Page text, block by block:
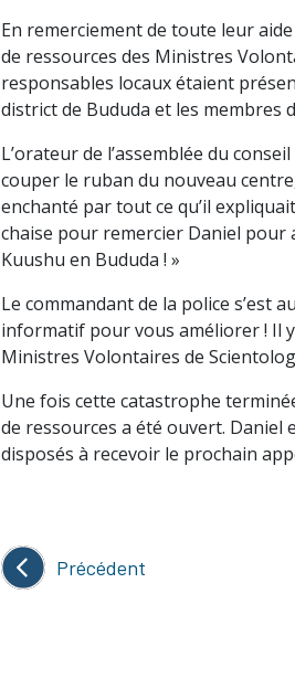
En remerciement de toute leur
de ressources des Ministres
responsables locaux étaient
district de Bududa et les membres
L’orateur de l’assemblée du
couper le ruban du nouveau
enchanté par tout ce qu’il
chaise pour remercier Daniel
Kuushu en Bududa ! »
Le commandant de la police s’est
informatif pour vous améliorer ! Il
Ministres Volontaires de
Une fois cette catastrophe
de ressources a été ouvert. Daniel
disposés à recevoir le prochain
Précédent